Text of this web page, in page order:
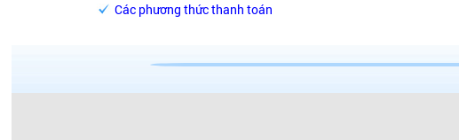
Các phương thức thanh toán